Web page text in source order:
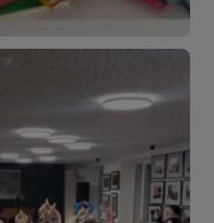
do książek od najmłodszych lat.
zabawy i odkrywania
literatury!
WIĘCEJ